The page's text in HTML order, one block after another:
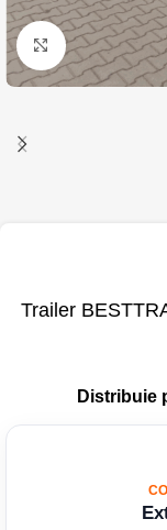
Click pentru a
Trailer
Distribuie